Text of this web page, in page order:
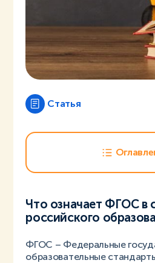
Статья
Что означает ФГОС в
российского
ФГОС – Федеральные
образовательные